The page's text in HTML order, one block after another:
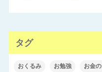
タグ
おくるみ お勉強 お金